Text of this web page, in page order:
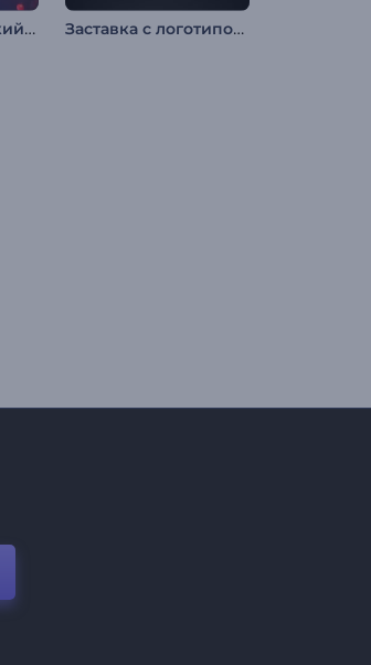
Заставка: Китайский Новый год Заставка с логотипом: Глитч-эффект